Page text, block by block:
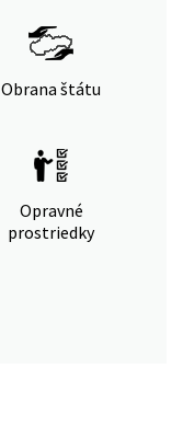
Obrana štátu
Opravné
prostriedky